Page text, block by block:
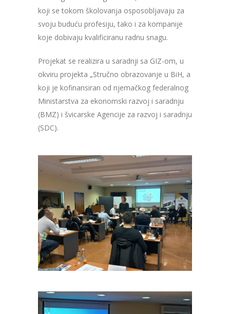
koji se tokom školovanja osposobljavaju za
svoju buduću profesiju, tako i za kompanije
koje dobivaju kvalificiranu radnu snagu.
Projekat se realizira u saradnji sa GIZ-om, u
okviru projekta „Stručno obrazovanje u BiH, a
koji je kofinansiran od njemačkog federalnog
Ministarstva za ekonomski razvoj i saradnju
(BMZ) i švicarske Agencije za razvoj i saradnju
(SDC).